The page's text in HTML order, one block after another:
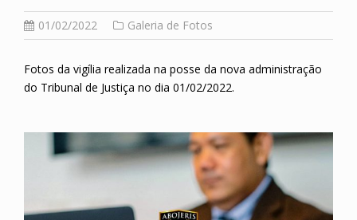
01/02/2022 Galeria de Fotos
Fotos da vigília realizada na posse da nova administração
do Tribunal de Justiça no dia 01/02/2022.